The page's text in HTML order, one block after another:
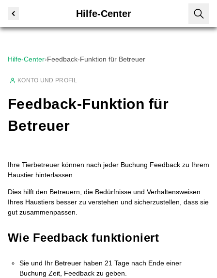
Hilfe-Center
Hilfe-Center›Feedback-Funktion für Betreuer
KONTO UND PROFIL
Feedback-Funktion für
Betreuer
Ihre Tierbetreuer können nach jeder Buchung Feedback zu Ihrem
Haustier hinterlassen.
Dies hilft den Betreuern, die Bedürfnisse und Verhaltensweisen
Ihres Haustiers besser zu verstehen und sicherzustellen, dass sie
gut zusammenpassen.
Wie Feedback funktioniert
Sie und Ihr Betreuer haben 21 Tage nach Ende einer
Buchung Zeit, Feedback zu geben.